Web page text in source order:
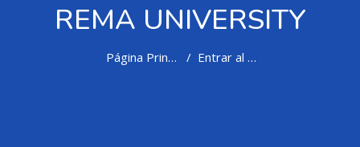
REMA UNIVERSITY
Página Principal Entrar al sitio